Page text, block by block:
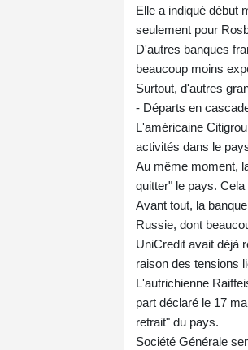
Elle a indiqué début
seulement pour
D'autres banques
beaucoup moins
Surtout, d'autres
- Départs en
L'américaine
activités dans le
Au même moment,
quitter" le pays.
Avant tout, la
Russie, dont
UniCredit avait déjà
raison des tensions
L'autrichienne
part déclaré le 17
retrait" du pays.
Société Générale